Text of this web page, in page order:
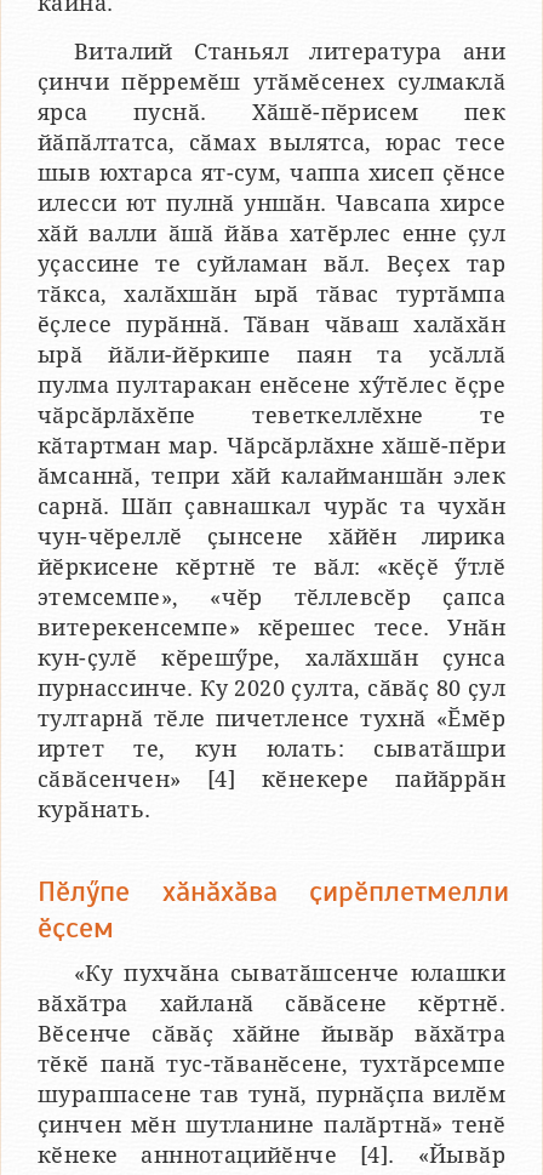
Виталий Станьял литература ани
ҫинчи пӗрремӗш утӑмӗсенех сулмаклӑ
ярса пуснӑ. Хӑшӗ-пӗрисем пек
йӑпӑлтатса, сӑмах вылятса, юрас тесе
шыв юхтарса ят-сум, чаппа хисеп ҫӗнсе
илесси ют пулнӑ уншӑн. Чавсапа хирсе
хӑй валли ӑшӑ йӑва хатӗрлес енне ҫул
уҫассине те суйламан вӑл. Веҫех тар
тӑкса, халӑхшӑн ырӑ тӑвас туртӑмпа
ӗҫлесе пурӑннӑ. Тӑван чӑваш халӑхӑн
ырӑ йӑли-йӗркипе паян та усӑллӑ
пулма пултаракан енӗсене хӳтӗлес ӗҫре
чӑрсӑрлӑхӗпе теветкеллӗхне те
кӑтартман мар. Чӑрсӑрлӑхне хӑшӗ-пӗри
ӑмсаннӑ, тепри хӑй калайманшӑн элек
сарнӑ. Шӑп ҫавнашкал чурӑс та чухӑн
чун-чӗреллӗ ҫынсене хӑйӗн лирика
йӗркисене кӗртнӗ те вӑл: «кӗҫӗ ӳтлӗ
этемсемпе», «чӗр тӗллевсӗр ҫапса
витерекенсемпе» кӗрешес тесе. Унӑн
кун-ҫулӗ кӗрешӳре, халӑхшӑн ҫунса
пурнассинче. Ку 2020 ҫулта, сӑвӑҫ 80 ҫул
тултарнӑ тӗле пичетленсе тухнӑ «Ӗмӗр
иртет те, кун юлать: сыватӑшри
сӑвӑсенчен» [4] кӗнекере пайӑррӑн
курӑнать.
Пӗлӳпе хӑнӑхӑва ҫирӗплетмелли
ӗҫсем
«Ку пухчӑна сыватӑшсенче юлашки
вӑхӑтра хайланӑ сӑвӑсене кӗртнӗ.
Вӗсенче сӑвӑҫ хӑйне йывӑр вӑхӑтра
тӗкӗ панӑ тус-тӑванӗсене, тухтӑрсемпе
шураппасене тав тунӑ, пурнӑҫпа вилӗм
ҫинчен мӗн шутланине палӑртнӑ» тенӗ
кӗнеке анннотацийӗнче [4]. «Йывӑр